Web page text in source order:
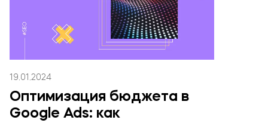
19.01.2024
Оптимизация бюджета в
Google Ads: как